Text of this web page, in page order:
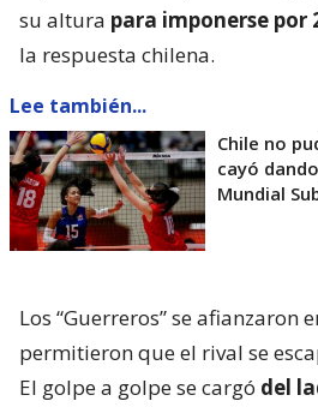
su altura para imponerse por
la respuesta chilena.
Lee también...
Chile no
cayó
Mundial
Los “Guerreros” se afianzaron
permitieron que el rival se
El golpe a golpe se cargó del